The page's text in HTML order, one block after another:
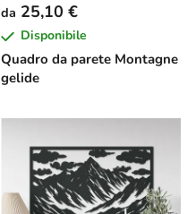
Quadro da parete Montagne
gelide
da 25,10 €
Disponibile